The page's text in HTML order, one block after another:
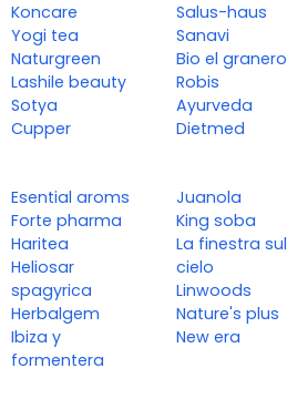
Koncare
Yogi tea
Naturgreen
Lashile beauty
Sotya
Cupper
Salus-haus
Sanavi
Bio el granero
Robis
Ayurveda
Dietmed
Esential aroms
Forte pharma
Haritea
Heliosar
spagyrica
Herbalgem
Ibiza y
formentera
Juanola
King soba
La finestra sul
cielo
Linwoods
Nature's plus
New era